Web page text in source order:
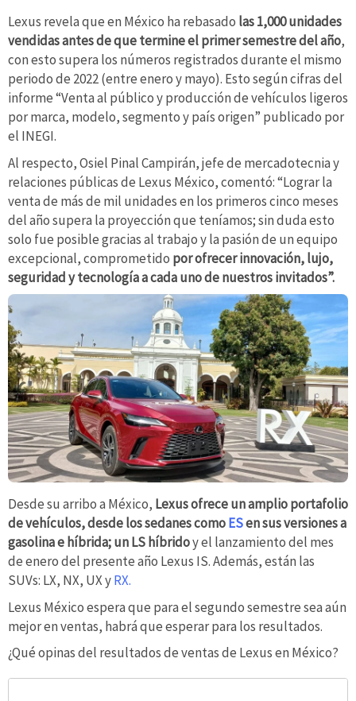
Lexus revela que en México ha rebasado las 1,000 unidades
vendidas antes de que termine el primer semestre del año,
con esto supera los números registrados durante el mismo
periodo de 2022 (entre enero y mayo). Esto según cifras del
informe “Venta al público y producción de vehículos ligeros
por marca, modelo, segmento y país origen” publicado por
el INEGI.
Al respecto, Osiel Pinal Campirán, jefe de mercadotecnia y
relaciones públicas de Lexus México, comentó: “Lograr la
venta de más de mil unidades en los primeros cinco meses
del año supera la proyección que teníamos; sin duda esto
solo fue posible gracias al trabajo y la pasión de un equipo
excepcional, comprometido por ofrecer innovación, lujo,
seguridad y tecnología a cada uno de nuestros invitados”.
Desde su arribo a México, Lexus ofrece un amplio portafolio
de vehículos, desde los sedanes comoESen sus versiones a
gasolina e híbrida; un LS híbridoy el lanzamiento del mes
de enero del presente año Lexus IS. Además, están las
SUVs: LX, NX, UX yRX.
Lexus México espera que para el segundo semestre sea aún
mejor en ventas, habrá que esperar para los resultados.
¿Qué opinas del resultados de ventas de Lexus en México?